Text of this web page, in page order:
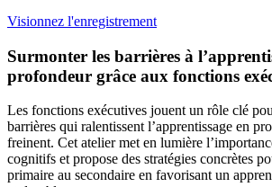
Visionnez l'enregistrement
Surmonter les barrières à
profondeur grâce aux fonctions
Les fonctions exécutives jouent un rôle clé
barrières qui ralentissent l’apprentissage en
freinent. Cet atelier met en lumière
cognitifs et propose des stratégies concrètes
primaire au secondaire en favorisant un